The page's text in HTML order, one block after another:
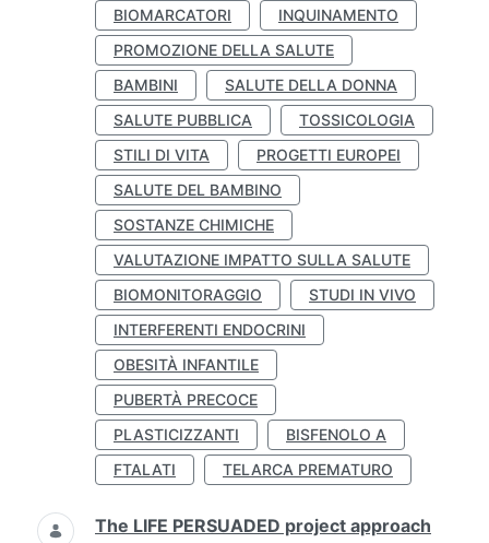
BIOMARCATORI
INQUINAMENTO
PROMOZIONE DELLA SALUTE
BAMBINI
SALUTE DELLA DONNA
SALUTE PUBBLICA
TOSSICOLOGIA
STILI DI VITA
PROGETTI EUROPEI
SALUTE DEL BAMBINO
SOSTANZE CHIMICHE
VALUTAZIONE IMPATTO SULLA SALUTE
BIOMONITORAGGIO
STUDI IN VIVO
INTERFERENTI ENDOCRINI
OBESITÀ INFANTILE
PUBERTÀ PRECOCE
PLASTICIZZANTI
BISFENOLO A
FTALATI
TELARCA PREMATURO
The LIFE PERSUADED project approach